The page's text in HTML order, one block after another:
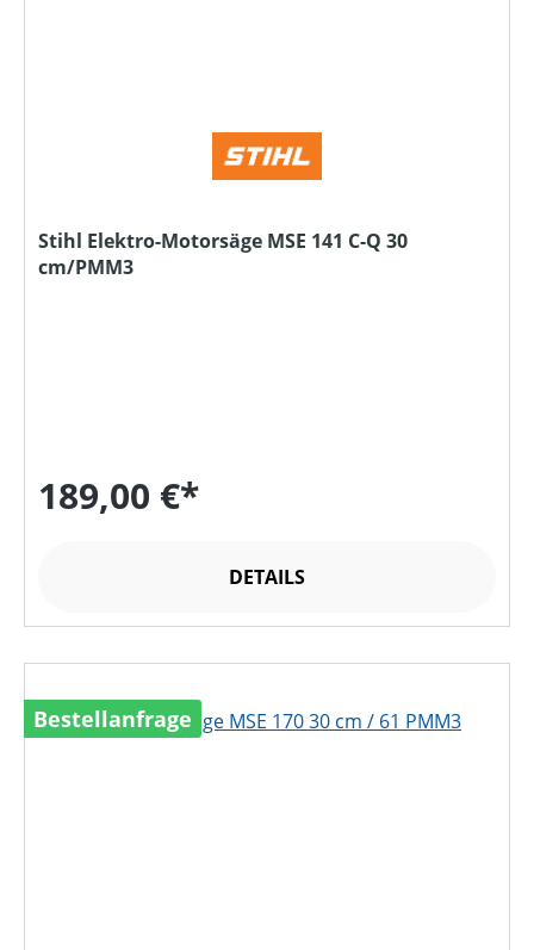
Stihl Elektro-Motorsäge MSE 141 C-Q 30
cm/PMM3
189,00 €*
DETAILS
Bestellanfrage